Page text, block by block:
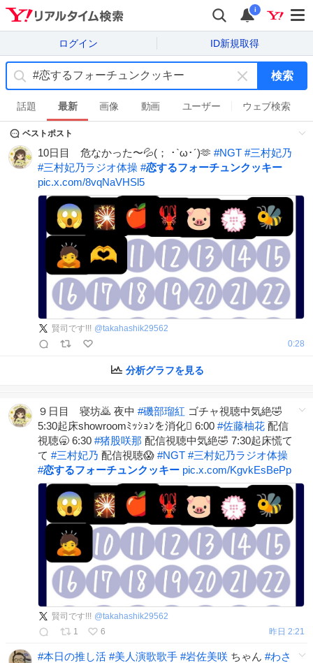
i
ログイン ID新規取得
キ
ー
ワ
ド
を
す
検索
話題 最新 画像 動画 ユーザー ウェブ検索
ベストポスト
10日目 危なかった〜💦(； ･`ω･´)🫶 #NGT #三村妃乃
#三村妃乃ラジオ体操 #恋するフォーチュンクッキー
pic.x.com/8vqNaVHSl5
賢司です!!! @takahashik29562
0:28
分析グラフを見る
９日目 寝坊🙇 夜中 #磯部瑠紅 ゴチャ視聴中気絶🤣
5:30起床showroomﾐｯｼｮﾝを消化🫩 6:00 #佐藤柚花 配信
視聴🥱 6:30 #猪股咲那 配信視聴中気絶🤣 7:30起床慌て
て #三村妃乃 配信視聴😱 #NGT #三村妃乃ラジオ体操
#恋するフォーチュンクッキー pic.x.com/KgvkEsBePp
賢司です!!! @takahashik29562
1
6 昨日 2:21
#本日の推し活 #美人演歌歌手 #岩佐美咲 ちゃん #わさ